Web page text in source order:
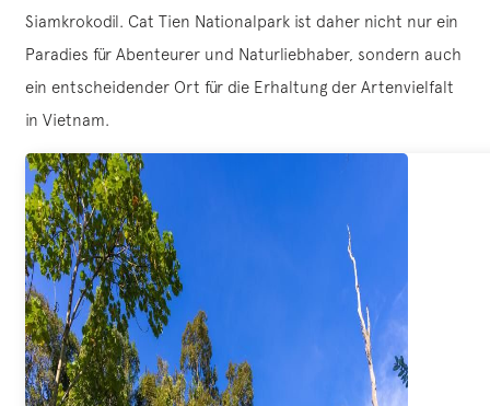
Siamkrokodil. Cat Tien Nationalpark ist daher nicht nur ein
Paradies für Abenteurer und Naturliebhaber, sondern auch
ein entscheidender Ort für die Erhaltung der Artenvielfalt
in Vietnam.